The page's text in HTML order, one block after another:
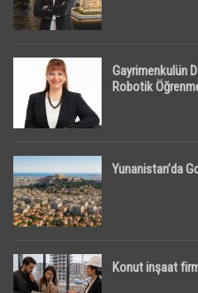
Gayrimenkulün
Robotik
Yunanistan’da
Konut inşaat